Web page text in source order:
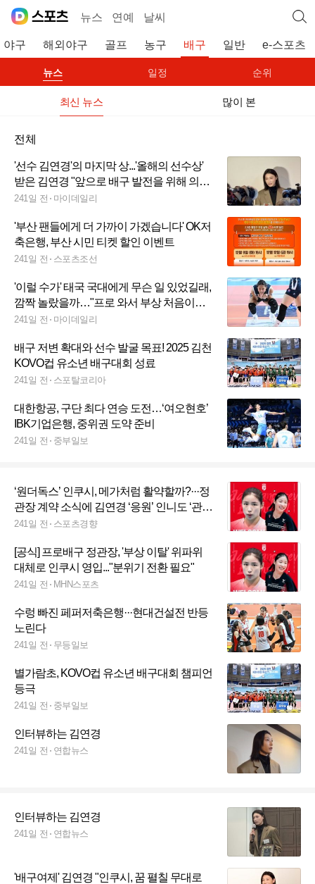
뉴스 연예 날씨
야구 해외야구 골프 농구 배구 일반 e-스포츠
뉴스 일정 순위
최신 뉴스 많이 본
전체
'선수 김연경'의 마지막 상...'올해의 선수상'
받은 김연경 "앞으로 배구 발전을 위해 의미
있는 일 하겠다"
241일 전 마이데일리
'부산 팬들에게 더 가까이 가겠습니다' OK저
축은행, 부산 시민 티켓 할인 이벤트
241일 전 스포츠조선
'이럴 수가' 태국 국대에게 무슨 일 있었길래,
깜짝 놀랐을까…"프로 와서 부상 처음이었
다, 트레이닝 파트 고마워"
241일 전 마이데일리
배구 저변 확대와 선수 발굴 목표! 2025 김천
KOVO컵 유소년 배구대회 성료
241일 전 스포탈코리아
대한항공, 구단 최다 연승 도전…‘여오현호’
IBK기업은행, 중위권 도약 준비
241일 전 중부일보
‘원더독스’ 인쿠시, 메가처럼 활약할까?···정
관장 계약 소식에 김연경 ‘응원’ 인니도 ‘관
심’
241일 전 스포츠경향
[공식] 프로배구 정관장, '부상 이탈' 위파위
대체로 인쿠시 영입..."분위기 전환 필요"
241일 전 MHN스포츠
수렁 빠진 페퍼저축은행···현대건설전 반등
노린다
241일 전 무등일보
별가람초, KOVO컵 유소년 배구대회 챔피언
등극
241일 전 중부일보
인터뷰하는 김연경
241일 전 연합뉴스
인터뷰하는 김연경
241일 전 연합뉴스
'배구여제' 김연경 "인쿠시, 꿈 펼칠 무대로